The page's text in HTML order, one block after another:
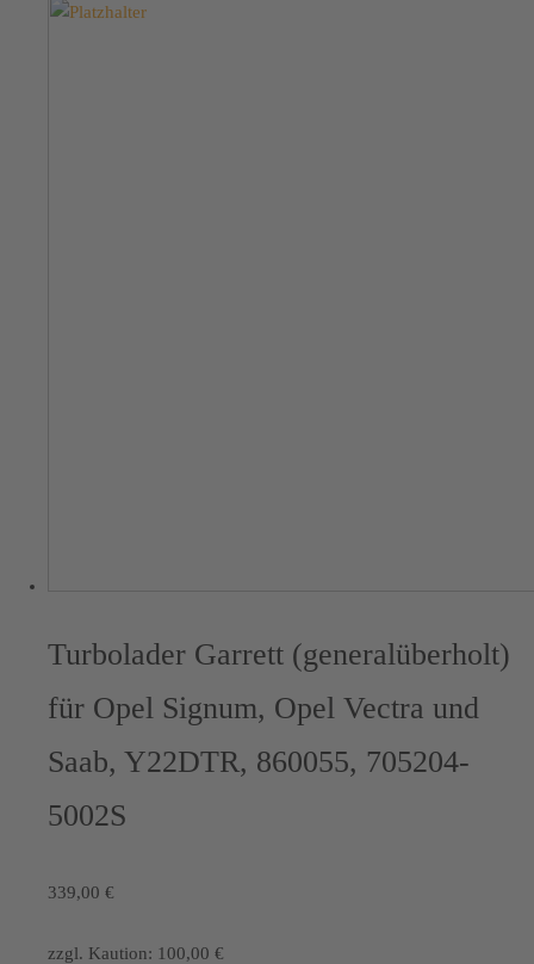
Turbolader Garrett (generalüberholt)
für Opel Signum, Opel Vectra und
Saab, Y22DTR, 860055, 705204-
5002S
339,00 €
zzgl. Kaution: 100,00 €